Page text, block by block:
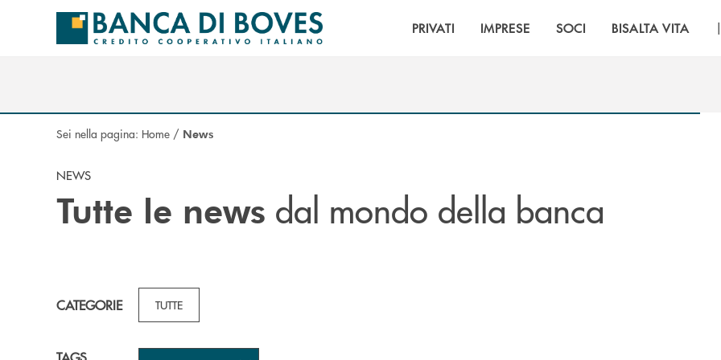
Salta al contenuto principale
PRIVATI IMPRESE SOCI BISALTA VITA |
Sei nella pagina: Home / News
NEWS
Tutte le news dal mondo della banca
CATEGORIE TUTTE